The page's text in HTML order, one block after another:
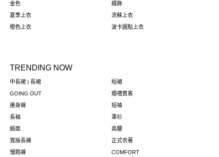
金色
綴飾
夏季上衣
流蘇上衣
橙色上衣
波卡圓點上衣
TRENDING NOW
中長裙 | 長裙
短裙
GOING OUT
婚禮賓客
連身褲
短袖
長袖
罩衫
緞面
高腰
寬版長褲
正式衣著
慢跑褲
COMFORT